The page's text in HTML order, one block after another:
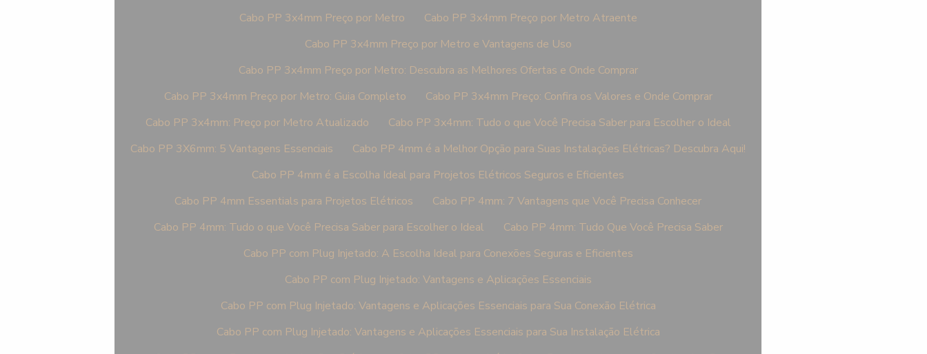
Cabo PP 3x4mm Preço por Metro
Cabo PP 3x4mm Preço por Metro Atraente
Cabo PP 3x4mm Preço por Metro e Vantagens de Uso
Cabo PP 3x4mm Preço por Metro: Descubra as Melhores Ofertas e Onde Comprar
Cabo PP 3x4mm Preço por Metro: Guia Completo
Cabo PP 3x4mm Preço: Confira os Valores e Onde Comprar
Cabo PP 3x4mm: Preço por Metro Atualizado
Cabo PP 3x4mm: Tudo o que Você Precisa Saber para Escolher o Ideal
Cabo PP 3X6mm: 5 Vantagens Essenciais
Cabo PP 4mm é a Melhor Opção para Suas Instalações Elétricas? Descubra Aqui!
Cabo PP 4mm é a Escolha Ideal para Projetos Elétricos Seguros e Eficientes
Cabo PP 4mm Essentials para Projetos Elétricos
Cabo PP 4mm: 7 Vantagens que Você Precisa Conhecer
Cabo PP 4mm: Tudo o que Você Precisa Saber para Escolher o Ideal
Cabo PP 4mm: Tudo Que Você Precisa Saber
Cabo PP com Plug Injetado: A Escolha Ideal para Conexões Seguras e Eficientes
Cabo PP com Plug Injetado: Vantagens e Aplicações Essenciais
Cabo PP com Plug Injetado: Vantagens e Aplicações Essenciais para Sua Conexão Elétrica
Cabo PP com Plug Injetado: Vantagens e Aplicações Essenciais para Sua Instalação Elétrica